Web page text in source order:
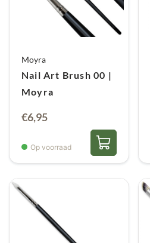
Moyra
Nail Art Brush 00 |
Moyra
€6,95
Op voorraad